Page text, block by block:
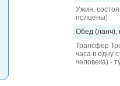
Ужин,
полцены)
Обед (ланч),
Трансфер
часа в одну
человека) -